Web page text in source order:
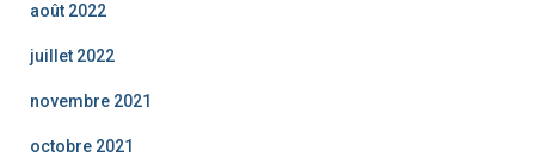
août 2022
juillet 2022
novembre 2021
octobre 2021